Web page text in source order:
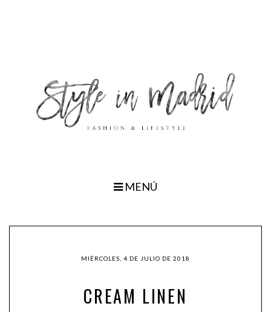
MENÚ
MIÉRCOLES, 4 DE JULIO DE 2018
CREAM LINEN